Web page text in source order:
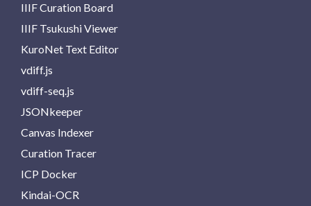
IIIF Curation Board
IIIF Tsukushi Viewer
KuroNet Text Editor
vdiff.js
vdiff-seq.js
JSONkeeper
Canvas Indexer
Curation Tracer
ICP Docker
Kindai-OCR